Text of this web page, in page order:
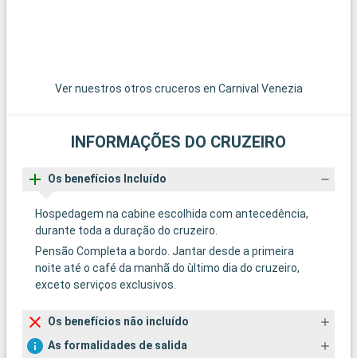
Ver nuestros otros cruceros en Carnival Venezia
INFORMAÇÕES DO CRUZEIRO
Os benefícios Incluído
Hospedagem na cabine escolhida com antecedência,
durante toda a duração do cruzeiro.
Pensão Completa a bordo. Jantar desde a primeira
noite até o café da manhã do ùltimo dia do cruzeiro,
exceto serviços exclusivos.
Os benefícios não incluído
As formalidades de salida